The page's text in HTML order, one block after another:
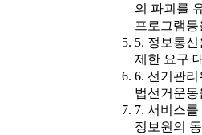
의 파괴를
프로그램
5. 정보통
제한 요구
6. 선거관
법선거운동
7. 서비스
정보원의